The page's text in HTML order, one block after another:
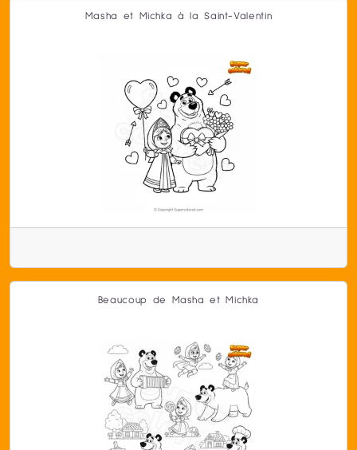
Masha et Michka à la Saint-Valentin
Beaucoup de Masha et Michka